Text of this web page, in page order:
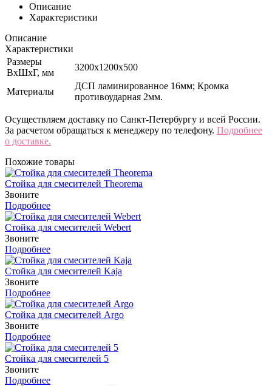
Описание
Характеристики
Описание
Характеристики
Размеры
ВхШхГ, мм
3200x1200x500
Материалы
ДСП ламинированное 16мм; Кромка
противоударная 2мм.
Осуществляем доставку по Санкт-Петербургу и всей России.
За расчетом обращаться к менеджеру по телефону. Подробнее
о доставке.
Похожие товары
Стойка для смесителей Theorema
Звоните
Подробнее
Стойка для смесителей Webert
Звоните
Подробнее
Стойка для смесителей Kaja
Звоните
Подробнее
Стойка для смесителей Argo
Звоните
Подробнее
Стойка для смесителей 5
Звоните
Подробнее